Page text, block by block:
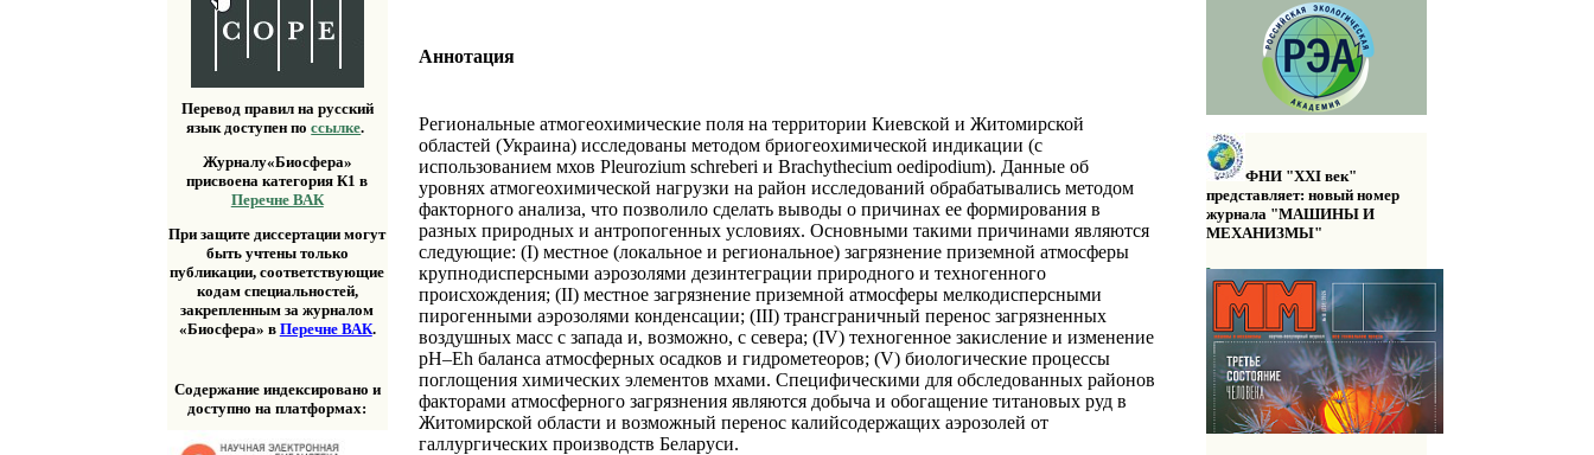
Перевод правил на русский
язык доступен поссылке.
Журналу«Биосфера»
присвоена категория К1 в
Перечне ВАК
При защите диссертации могут
быть учтены только
публикации, соответствующие
кодам специальностей,
закрепленным за журналом
«Биосфера» в Перечне ВАК.
Содержание индексировано и
доступно на платформах:
ФНИ "XXI век"
представляет: новый номер
журнала "МАШИНЫ И
МЕХАНИЗМЫ"
Аннотация
Региональные атмогеохимические поля на территории Киевской и Житомирской
областей (Украина) исследованы методом бриогеохимической индикации (с
использованием мхов Pleurozium schreberi и Brachythecium oedipodium). Данные об
уровнях атмогеохимической нагрузки на район исследований обрабатывались методом
факторного анализа, что позволило сделать выводы о причинах ее формирования в
разных природных и антропогенных условиях. Основными такими причинами являются
следующие: (I) местное (локальное и региональное) загрязнение приземной атмосферы
крупнодисперсными аэрозолями дезинтеграции природного и техногенного
происхождения; (II) местное загрязнение приземной атмосферы мелкодисперсными
пирогенными аэрозолями конденсации; (III) трансграничный перенос загрязненных
воздушных масс с запада и, возможно, с севера; (IV) техногенное закисление и изменение
pH–Eh баланса атмосферных осадков и гидрометеоров; (V) биологические процессы
поглощения химических элементов мхами. Специфическими для обследованных районов
факторами атмосферного загрязнения являются добыча и обогащение титановых руд в
Житомирской области и возможный перенос калийсодержащих аэрозолей от
галлургических производств Беларуси.